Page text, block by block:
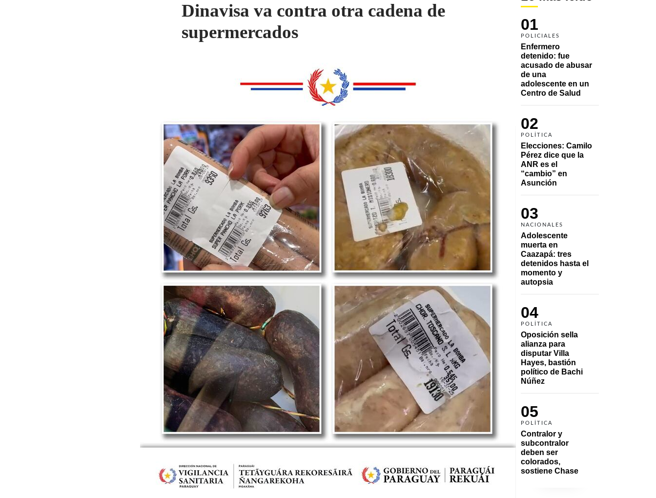
01
POLICIALES
Enfermero
detenido: fue
acusado de abusar
de una
adolescente en un
Centro de Salud
02
POLÍTICA
Elecciones: Camilo
Pérez dice que la
ANR es el
“cambio” en
Asunción
03
NACIONALES
Adolescente
muerta en
Caazapá: tres
detenidos hasta el
momento y
autopsia
04
POLÍTICA
Oposición sella
alianza para
disputar Villa
Hayes, bastión
político de Bachi
Núñez
05
POLÍTICA
Contralor y
subcontralor
deben ser
colorados,
sostiene Chase
Dinavisa va contra otra cadena de
supermercados